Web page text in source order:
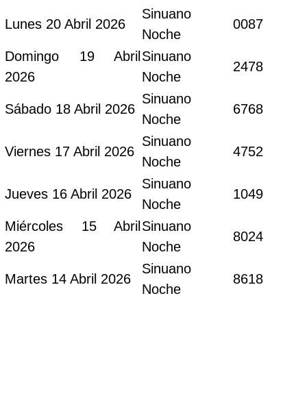
Lunes 20 Abril 2026
Sinuano
Noche
0087
Domingo 19 Abril
2026
Sinuano
Noche
2478
Sábado 18 Abril 2026
Sinuano
Noche
6768
Viernes 17 Abril 2026
Sinuano
Noche
4752
Jueves 16 Abril 2026
Sinuano
Noche
1049
Miércoles 15 Abril
2026
Sinuano
Noche
8024
Martes 14 Abril 2026
Sinuano
Noche
8618